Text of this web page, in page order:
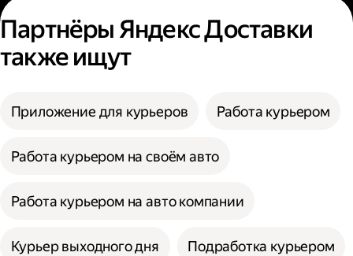
Партнёры Яндекс Доставки
также ищут
Приложение для курьеров Работа курьером
Работа курьером на своём авто
Работа курьером на авто компании
Курьер выходного дня Подработка курьером